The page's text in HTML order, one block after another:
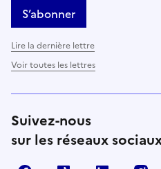
S’abonner
Lire la dernière lettre
Voir toutes les lettres
Suivez-nous
sur les réseaux